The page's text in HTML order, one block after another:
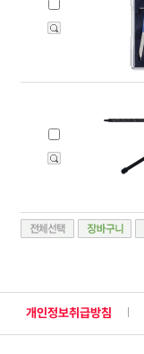
개인정보취급방침